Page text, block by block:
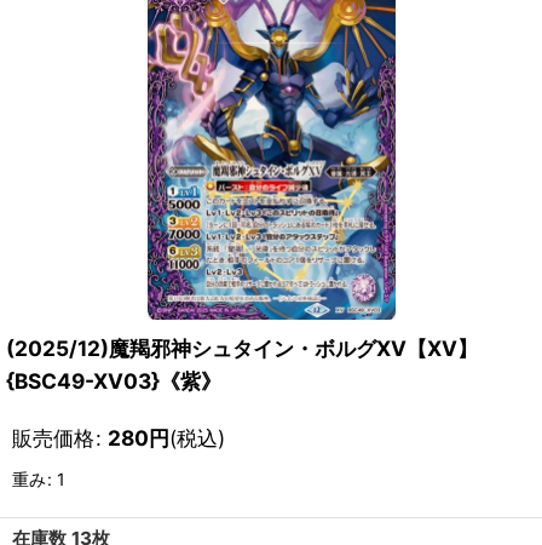
(2025/12)魔羯邪神シュタイン・ボルグXV【XV】
{BSC49-XV03}《紫》
販売価格: 280円(税込)
重み: 1
在庫数 13枚